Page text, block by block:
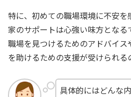
特に、初めての職場環境に不安を
家のサポートは心強い味方とな
職場を見つけるためのアドバイ
を助けるための支援が受けられる
具体的にはどんな